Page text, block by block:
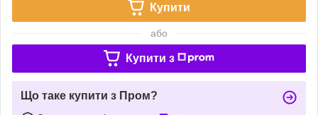
Купити
або
Купити з
Що таке купити з Пром?